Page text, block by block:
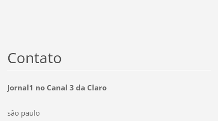
Contato
Jornal1 no Canal 3 da Claro
são paulo